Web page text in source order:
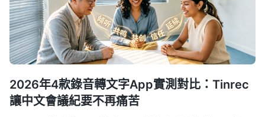
2026年4款錄音轉文字App實測對比：Tinrec
讓中文會議紀要不再痛苦